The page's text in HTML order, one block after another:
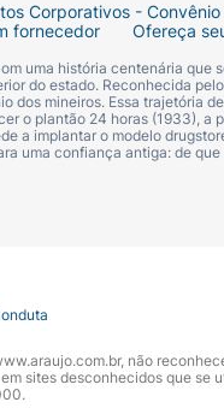
Corporativos - Convênio
fornecedor Ofereça
uma história centenária
do estado. Reconhecida
mineiros. Essa trajetória
o plantão 24 horas (1933), a
a implantar o modelo
uma confiança antiga: de
não
sites desconhecidos que se